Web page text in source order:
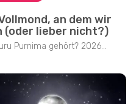
an dem wir
(oder lieber nicht?)
Purnima gehört? 2026...